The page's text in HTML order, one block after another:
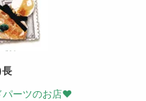
パーツのお店♥